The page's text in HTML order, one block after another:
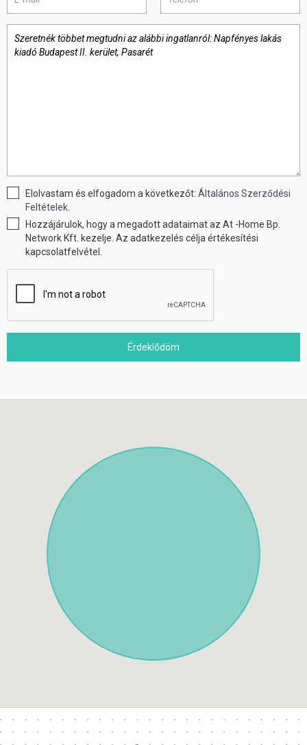
Elolvastam és elfogadom a következőt:Általános Szerződési
Feltételek.
Hozzájárulok, hogy a megadott adataimat az At -Home Bp.
Network Kft. kezelje. Az adatkezelés célja értékesítési
kapcsolatfelvétel.
Érdeklődöm